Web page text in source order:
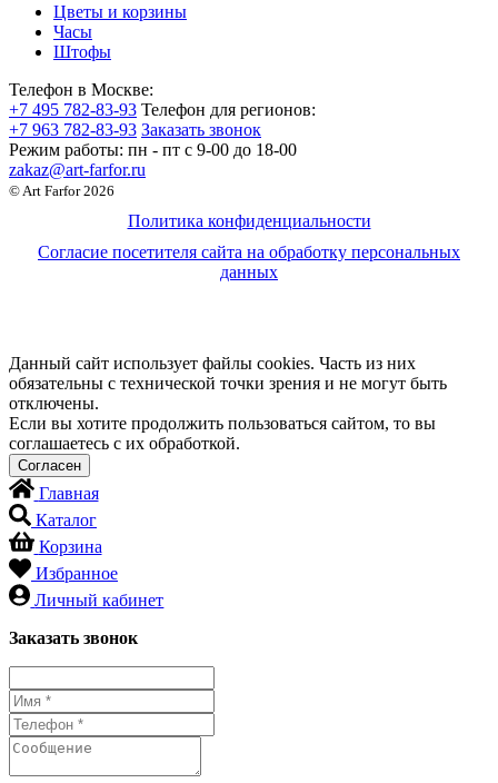
Цветы и корзины
Часы
Штофы
Телефон в Москве:
+7 495 782-83-93 Телефон для регионов:
+7 963 782-83-93 Заказать звонок
Режим работы: пн - пт c 9-00 до 18-00
zakaz@art-farfor.ru
© Art Farfor 2026
Политика конфиденциальности
Согласие посетителя сайта на обработку персональных
данных
Данный сайт использует файлы cookies. Часть из них
обязательны с технической точки зрения и не могут быть
отключены.
Если вы хотите продолжить пользоваться сайтом, то вы
соглашаетесь с их обработкой.
Главная
Каталог
Корзина
Избранное
Личный кабинет
Заказать звонок